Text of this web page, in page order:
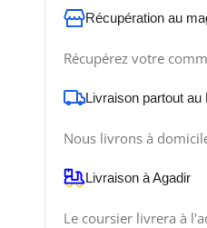
Récupération au
Récupérez votre
Livraison partout au
Nous livrons à
Livraison à Agadir
Le coursier livrera à